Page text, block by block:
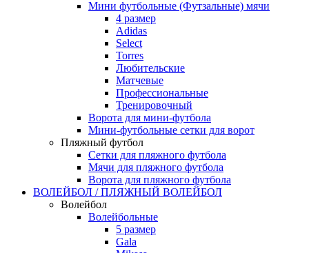
Мини футбольные (Футзальные) мячи
4 размер
Adidas
Select
Torres
Любительские
Матчевые
Профессиональные
Тренировочный
Ворота для мини-футбола
Мини-футбольные сетки для ворот
Пляжный футбол
Сетки для пляжного футбола
Мячи для пляжного футбола
Ворота для пляжного футбола
ВОЛЕЙБОЛ / ПЛЯЖНЫЙ ВОЛЕЙБОЛ
Волейбол
Волейбольные
5 размер
Gala